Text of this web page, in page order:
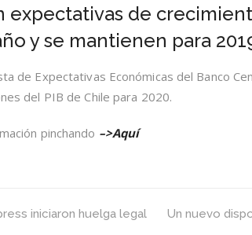
expectativas
de
crecimiento
para
economía
expectativas de
y se mantienen para
de Expectativas Económicas del Banco
del PIB de Chile para 2020.
pinchando –>Aquí
iniciaron huelga legal Un nuevo